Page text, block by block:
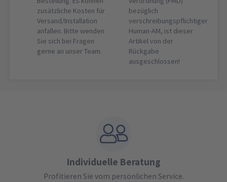
zusätzliche Kosten für
Versand/Installation
anfallen. Bitte wenden
Sie sich bei Fragen
gerne an unser Team.
bezüglich
verschreibungspflichtiger
Human-AM, ist dieser
Artikel von der
Rückgabe
ausgeschlossen!
Individuelle Beratung
Profitieren Sie vom persönlichen Service.